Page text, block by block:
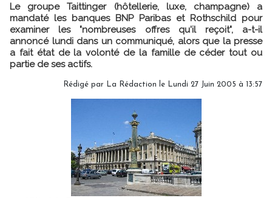
Le groupe Taittinger (hôtellerie, luxe, champagne) a
mandaté les banques BNP Paribas et Rothschild pour
examiner les "nombreuses offres qu'il reçoit", a-t-il
annoncé lundi dans un communiqué, alors que la presse
a fait état de la volonté de la famille de céder tout ou
partie de ses actifs.
Rédigé par La Rédaction le Lundi 27 Juin 2005 à 13:57